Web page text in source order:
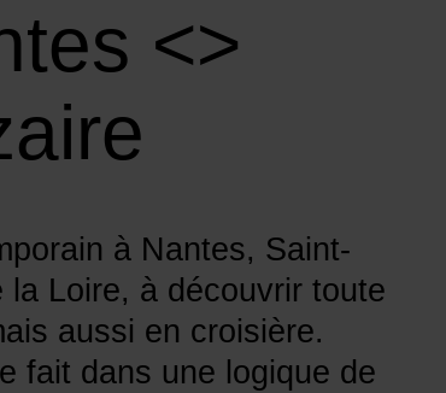
<>
à Nantes, Saint-
la Loire, à découvrir toute
aussi en croisière.
fait dans une logique de